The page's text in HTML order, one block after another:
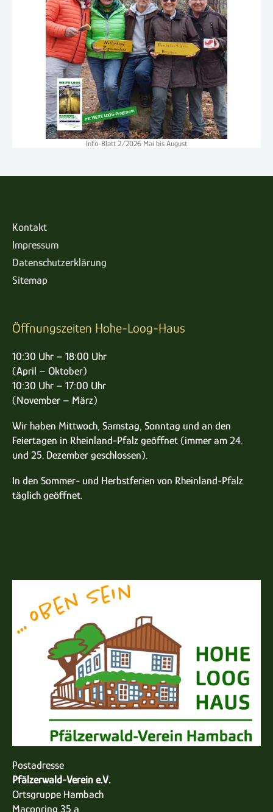
Info-Blatt 2/2026 Mai bis August
Kontakt
Impressum
Datenschutzerklärung
Sitemap
Öffnungszeiten Hohe-Loog-Haus
10:30 Uhr – 18:00 Uhr
(April – Oktober)
10:30 Uhr – 17:00 Uhr
(November – März)
Wir haben Mittwoch, Samstag, Sonntag und an den
Feiertagen in Rheinland-Pfalz geöffnet (immer am 24.
und 25. Dezember geschlossen).
In den Sommer- und Herbstferien von Rheinland-Pfalz
täglich geöffnet.
Postadresse
Pfälzerwald-Verein e.V.
Ortsgruppe Hambach
Maconring 35 a